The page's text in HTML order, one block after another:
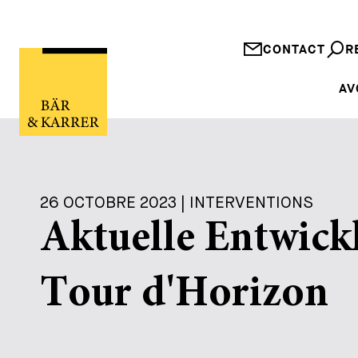
CONTACT
26 OCTOBRE 2023 | INTERVENTIONS
Aktuelle
Tour d'Horizon